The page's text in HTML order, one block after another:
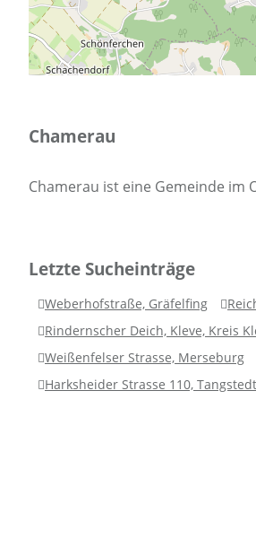
Chamerau
Chamerau ist eine Gemeinde im
Letzte Sucheinträge
Weberhofstraße, Gräfelfing
Rindernscher Deich, Kleve, Kreis
Weißenfelser Strasse, Merseburg
Harksheider Strasse 110, Tangstedt